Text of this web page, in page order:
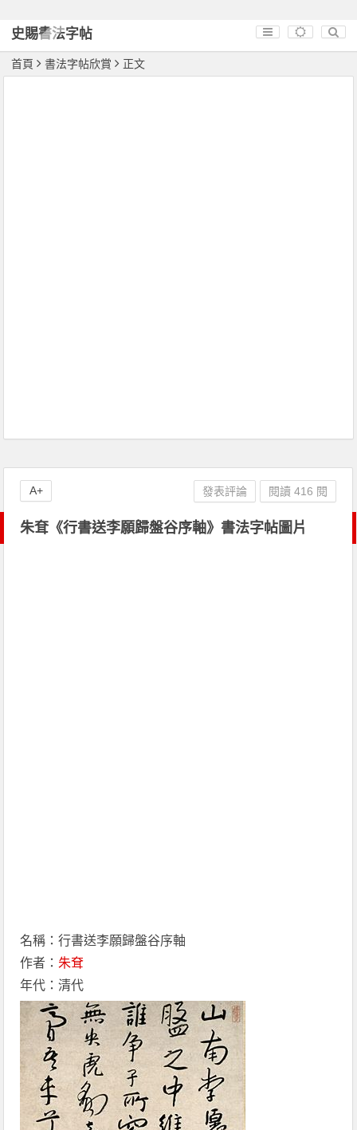
史賜書法字帖
首頁 書法字帖欣賞 正文
朱耷《行書送李願歸盤谷序軸》書法字帖圖片
名稱：行書送李願歸盤谷序軸
作者： 朱耷
年代：清代
發表評論 閱讀 416 閱
A+